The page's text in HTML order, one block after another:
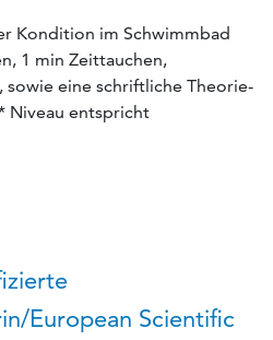
Kondition im Schwimmbad
1 min Zeittauchen,
sowie eine schriftliche Theorie-
Niveau entspricht
European Scientific